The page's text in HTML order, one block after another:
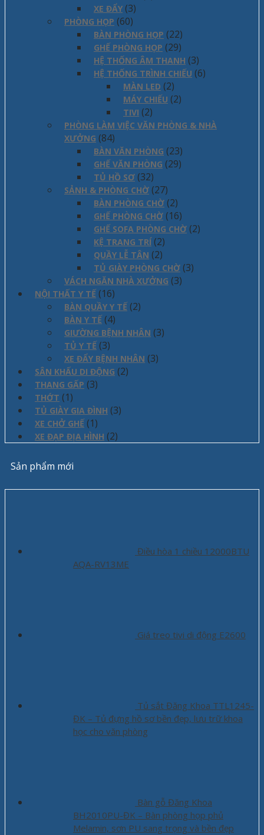
XE ĐẨY (3)
PHÒNG HỌP (60)
BÀN PHÒNG HỌP (22)
GHẾ PHÒNG HỌP (29)
HỆ THỐNG ÂM THANH (3)
HỆ THỐNG TRÌNH CHIẾU (6)
MÀN LED (2)
MÁY CHIẾU (2)
TIVI (2)
PHÒNG LÀM VIỆC VĂN PHÒNG & NHÀ
XƯỞNG (84)
BÀN VĂN PHÒNG (23)
GHẾ VĂN PHÒNG (29)
TỦ HỒ SƠ (32)
SẢNH & PHÒNG CHỜ (27)
BÀN PHÒNG CHỜ (2)
GHẾ PHÒNG CHỜ (16)
GHẾ SOFA PHÒNG CHỜ (2)
KỆ TRANG TRÍ (2)
QUẦY LỄ TÂN (2)
TỦ GIÀY PHÒNG CHỜ (3)
VÁCH NGĂN NHÀ XƯỞNG (3)
NỘI THẤT Y TẾ (16)
BÀN QUẦY Y TẾ (2)
BÀN Y TẾ (4)
GIƯỜNG BỆNH NHÂN (3)
TỦ Y TẾ (3)
XE ĐẨY BỆNH NHÂN (3)
SÂN KHẤU DI ĐỘNG (2)
THANG GẤP (3)
THỚT (1)
TỦ GIÀY GIA ĐÌNH (3)
XE CHỞ GHẾ (1)
XE ĐẠP ĐỊA HÌNH (2)
Sản phẩm mới
Điều hòa 1 chiều 12000BTU
AQA-RV13ME
Giá treo tivi di động E2600
Tủ sắt Đăng Khoa TTL1245-
ĐK – Tủ đựng hồ sơ bền đẹp, lưu trữ khoa
học cho văn phòng
Bàn gỗ Đăng Khoa
BH2010PU-ĐK – Bàn phòng họp phủ
Melamin, sơn PU sang trọng và bền đẹp